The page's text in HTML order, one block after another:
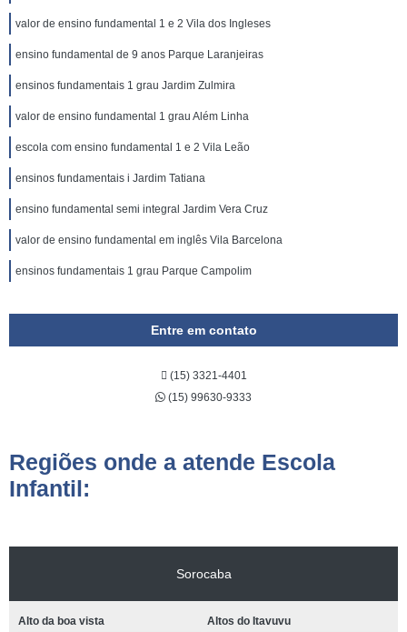
valor de ensino fundamental 1 e 2 Vila dos Ingleses
ensino fundamental de 9 anos Parque Laranjeiras
ensinos fundamentais 1 grau Jardim Zulmira
valor de ensino fundamental 1 grau Além Linha
escola com ensino fundamental 1 e 2 Vila Leão
ensinos fundamentais i Jardim Tatiana
ensino fundamental semi integral Jardim Vera Cruz
valor de ensino fundamental em inglês Vila Barcelona
ensinos fundamentais 1 grau Parque Campolim
Entre em contato
(15) 3321-4401
(15) 99630-9333
Regiões onde a atende Escola
Infantil:
Sorocaba
Alto da boa vista Altos do Itavuvu